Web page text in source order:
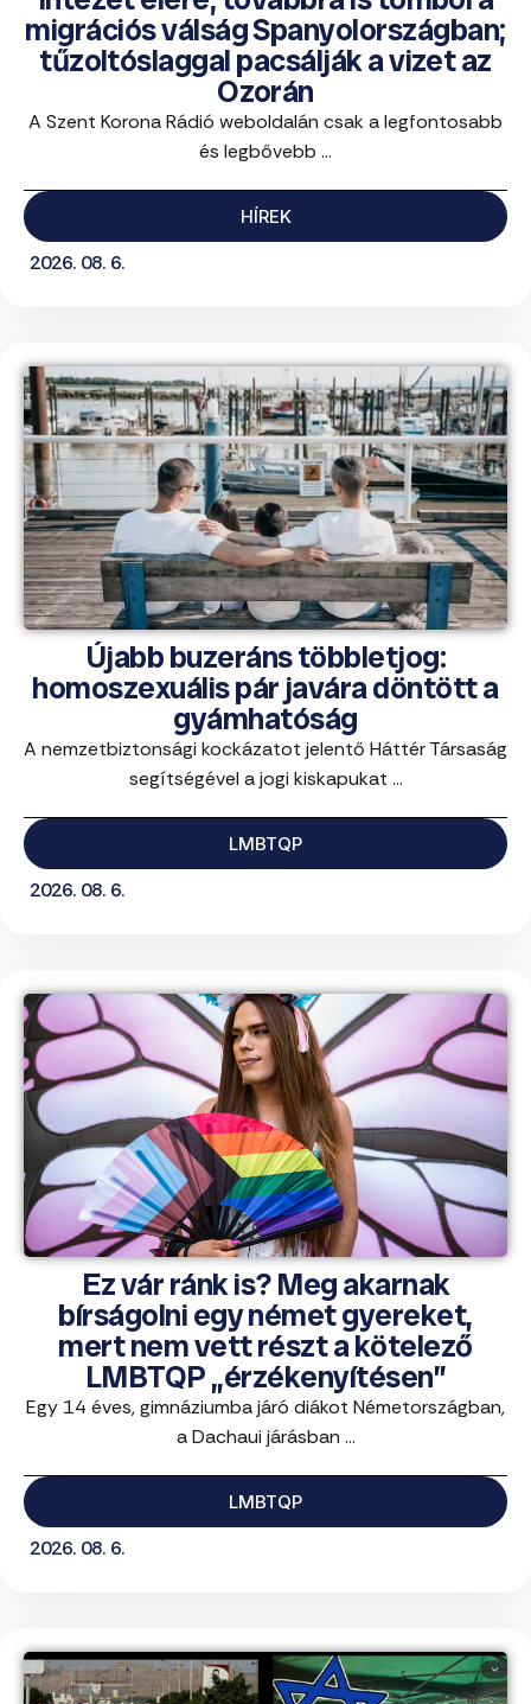
migrációs válság Spanyolországban;
tűzoltóslaggal pacsálják a vizet az
Ozorán
A Szent Korona Rádió weboldalán csak a legfontosabb
és legbővebb ...
HÍREK
2026. 08. 6.
Újabb buzeráns többletjog:
homoszexuális pár javára döntött a
gyámhatóság
A nemzetbiztonsági kockázatot jelentő Háttér Társaság
segítségével a jogi kiskapukat ...
LMBTQP
2026. 08. 6.
Ez vár ránk is? Meg akarnak
bírságolni egy német gyereket,
mert nem vett részt a kötelező
LMBTQP „érzékenyítésen”
Egy 14 éves, gimnáziumba járó diákot Németországban,
a Dachaui járásban ...
LMBTQP
2026. 08. 6.